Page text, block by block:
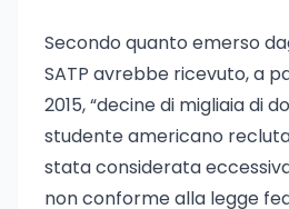
Secondo quanto emerso
SATP avrebbe ricevuto, a
2015, “decine di migliaia di
studente americano
stata considerata
non conforme alla legge